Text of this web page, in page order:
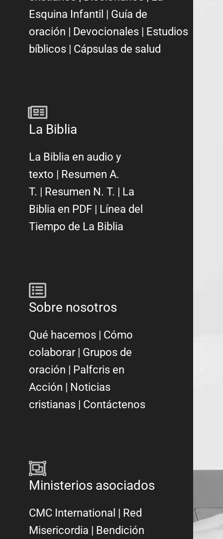
Esquina Infantil | Guía de
oración | Devocionales | Estudios
bíblicos | Cápsulas de salud
La Biblia
La Biblia en audio y
texto
Resumen A.
T.
Resumen N. T.
La
Biblia en PDF
Línea del
Tiempo de La Biblia
Sobre nosotros
Qué hacemos | Cómo
colaborar| Grupos de
oración | Palfcris en
Acción | Noticias
cristianas | Contáctenos
Ministerios asociados
CMC International | Red
Misericordia | Bendición